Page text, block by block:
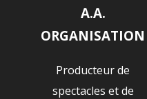
A.A.
ORGANISATION
Producteur de
spectacles et de